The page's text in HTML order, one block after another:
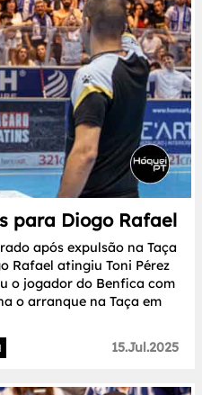
para Diogo Rafael
após expulsão na Taça
Rafael atingiu Toni Pérez
o jogador do Benfica com
o arranque na Taça em
15.Jul.2025